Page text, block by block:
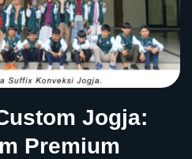
Jogja:
Premium